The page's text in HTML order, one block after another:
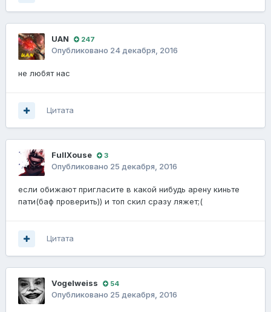
UAN 247
Опубликовано 24 декабря, 2016
не любят нас
Цитата
FullXouse 3
Опубликовано 25 декабря, 2016
если обижают пригласите в какой нибудь арену киньте
пати(баф проверить)) и топ скил сразу ляжет;(
Цитата
Vogelweiss 54
Опубликовано 25 декабря, 2016